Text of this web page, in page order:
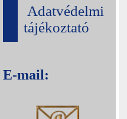
Adatvédelmi
tájékoztató
E-mail: